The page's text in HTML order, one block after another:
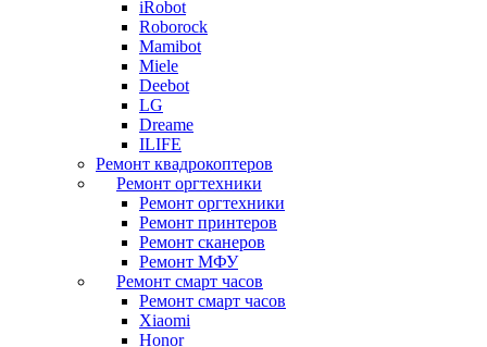
iRobot
Roborock
Mamibot
Miele
Deebot
LG
Dreame
ILIFE
Ремонт квадрокоптеров
Ремонт оргтехники
Ремонт оргтехники
Ремонт принтеров
Ремонт сканеров
Ремонт МФУ
Ремонт смарт часов
Ремонт смарт часов
Xiaomi
Honor